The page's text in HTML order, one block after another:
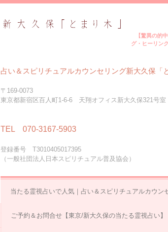
【驚異の的
グ・ヒーリン
占い＆スピリチュアルカウンセリング新大久保「
〒169-0073
東京都新宿区百人町1-6-6 天翔オフィス新大久保321号室
TEL 070-3167-5903
登録番号 T3010405017395
（一般社団法人日本スピリチュアル普及協会）
当たる霊視占いで人気｜占い＆スピリチュアルカウン
ご予約＆お問合せ【東京/新大久保の当たる霊視占い】